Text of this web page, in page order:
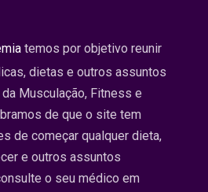
temos por objetivo reunir
dietas e outros assuntos
Musculação, Fitness e
de que o site tem
de começar qualquer dieta,
e outros assuntos
o seu médico em